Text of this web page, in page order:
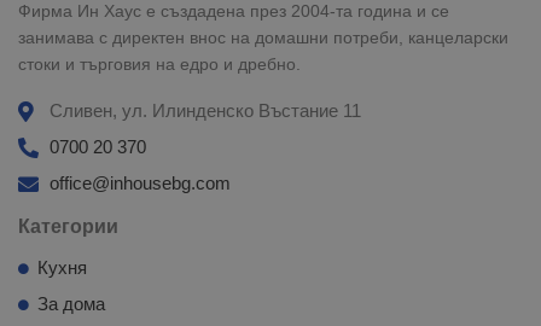
Фирма Ин Хаус е създадена през 2004-та година и се
занимава с директен внос на домашни потреби, канцеларски
стоки и търговия на едро и дребно.
Сливен, ул. Илинденско Въстание 11
0700 20 370
office@inhousebg.com
Категории
Кухня
За дома